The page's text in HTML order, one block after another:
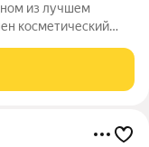
из лучшем
косметический
стоматология, НКИ.